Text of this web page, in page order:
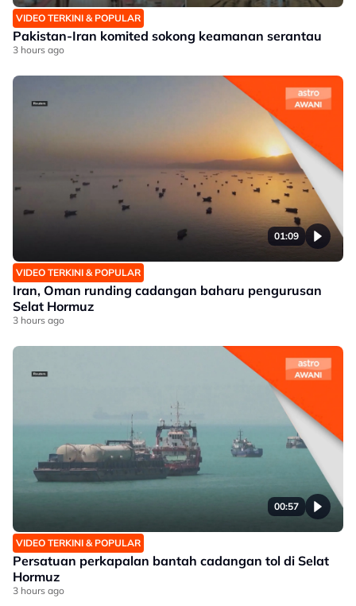
VIDEO TERKINI & POPULAR
Pakistan-Iran komited sokong keamanan serantau
3 hours ago
01:09
VIDEO TERKINI & POPULAR
Iran, Oman runding cadangan baharu pengurusan
Selat Hormuz
3 hours ago
00:57
VIDEO TERKINI & POPULAR
Persatuan perkapalan bantah cadangan tol di Selat
Hormuz
3 hours ago